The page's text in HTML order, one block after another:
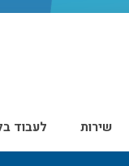
שירות לעבוד